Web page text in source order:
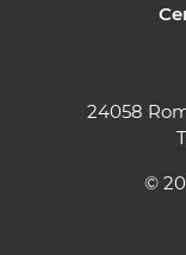
24058
©